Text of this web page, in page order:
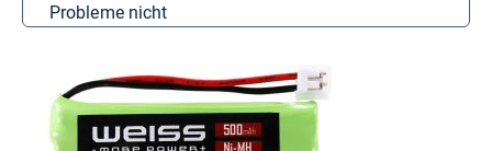
Probleme nicht